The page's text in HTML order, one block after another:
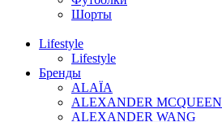
Шорты
Lifestyle
Lifestyle
Бренды
ALAÏA
ALEXANDER MCQUEEN
ALEXANDER WANG